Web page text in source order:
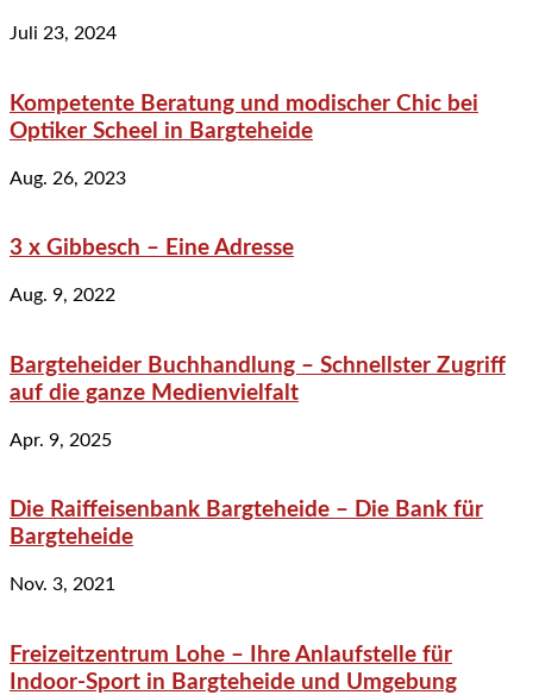
Juli 23, 2024
Kompetente Beratung und modischer Chic bei
Optiker Scheel in Bargteheide
Aug. 26, 2023
3 x Gibbesch – Eine Adresse
Aug. 9, 2022
Bargteheider Buchhandlung – Schnellster Zugriff
auf die ganze Medienvielfalt
Apr. 9, 2025
Die Raiffeisenbank Bargteheide – Die Bank für
Bargteheide
Nov. 3, 2021
Freizeitzentrum Lohe – Ihre Anlaufstelle für
Indoor-Sport in Bargteheide und Umgebung